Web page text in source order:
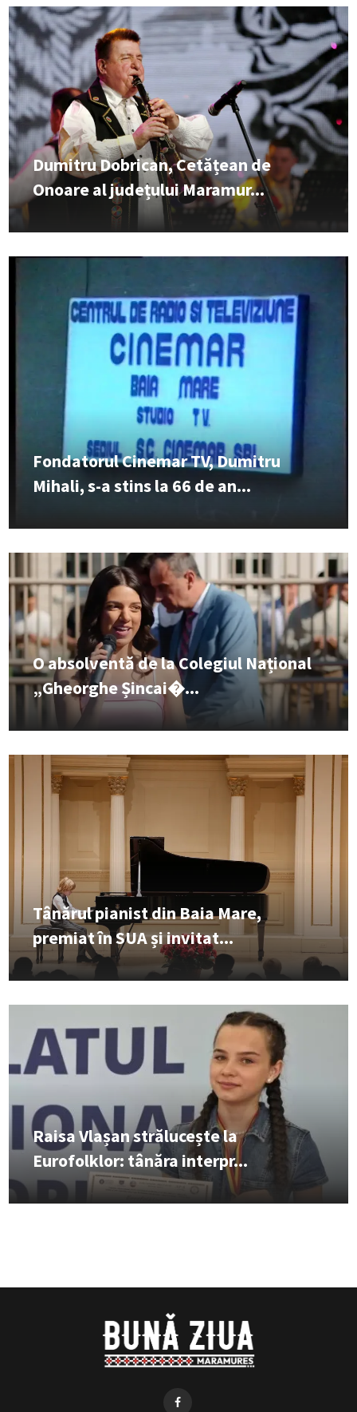
Dumitru Dobrican, Cetățean de
Onoare al județului Maramur...
Fondatorul Cinemar TV, Dumitru
Mihali, s-a stins la 66 de an...
O absolventă de la Colegiul Național
„Gheorghe Șincai�...
Tânărul pianist din Baia Mare,
premiat în SUA și invitat...
Raisa Vlașan strălucește la
Eurofolklor: tânăra interpr...